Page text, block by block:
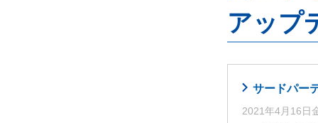
アップ
サードパー
2021年4月16日